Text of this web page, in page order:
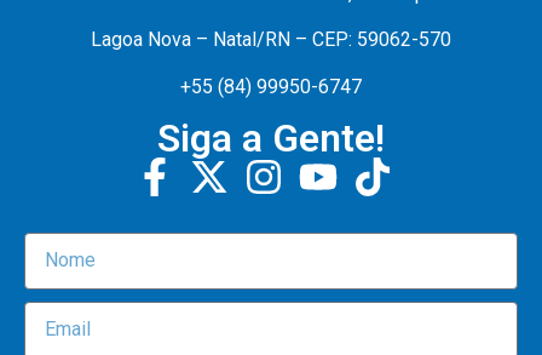
Lagoa Nova – Natal/RN – CEP: 59062-570
+55 (84) 99950-6747
Siga a Gente!